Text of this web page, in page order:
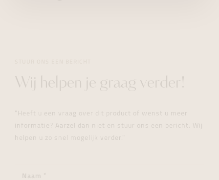
Wij helpen je graag verder!
"Heeft u een vraag over dit product of wenst u meer
informatie? Aarzel dan niet en stuur ons een bericht. Wij
helpen u zo snel mogelijk verder."